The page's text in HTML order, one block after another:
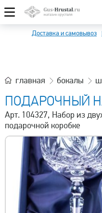
Доставка и самовывоз
главная бокалы
ПОДАРОЧНЫЙ
Арт. 104327, Набор из
подарочной коробке